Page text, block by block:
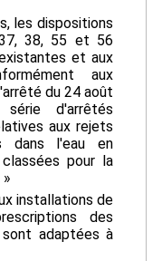
les dispositions
38, 55 et 56
et aux
aux
du 24 août
d'arrêtés
aux rejets
dans l'eau en
pour la
installations de
des
adaptées à